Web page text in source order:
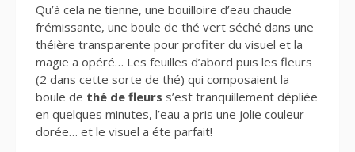
Qu’à cela ne tienne, une bouilloire d’eau chaude
frémissante, une boule de thé vert séché dans une
théière transparente pour profiter du visuel et la
magie a opéré… Les feuilles d’abord puis les fleurs
(2 dans cette sorte de thé) qui composaient la
boule de thé de fleurs s’est tranquillement dépliée
en quelques minutes, l’eau a pris une jolie couleur
dorée… et le visuel a éte parfait!